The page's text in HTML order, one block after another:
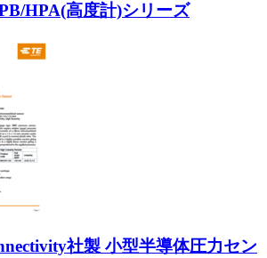
HPA(高度計)シリーズ
社製 小型半導体圧力セン